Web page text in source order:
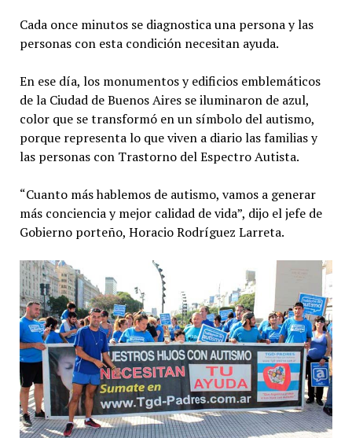
Cada once minutos se diagnostica una persona y las
personas con esta condición necesitan ayuda.
En ese día, los monumentos y edificios emblemáticos
de la Ciudad de Buenos Aires se iluminaron de azul,
color que se transformó en un símbolo del autismo,
porque representa lo que viven a diario las familias y
las personas con Trastorno del Espectro Autista.
“Cuanto más hablemos de autismo, vamos a generar
más conciencia y mejor calidad de vida”, dijo el jefe de
Gobierno porteño, Horacio Rodríguez Larreta.